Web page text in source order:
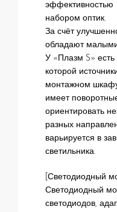
эффективностью
набором оптик.
За счёт
обладают
У «Плазм S»
которой
монтажном
имеет
ориентировать
разных
варьируется в
светильника.
[Светодиодный
Светодиодный
светодиодов,